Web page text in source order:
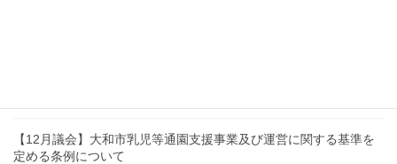
【12月議会】大和市乳児等通園支援事業及び運営に関する基準を
定める条例について